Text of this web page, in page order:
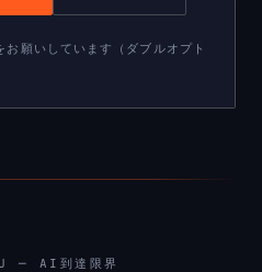
願いしています（ダブルオプト
─ AI到達限界